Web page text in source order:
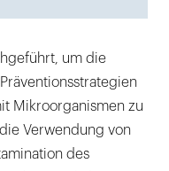
um die
Mikroorganismen zu
Verwendung von
des